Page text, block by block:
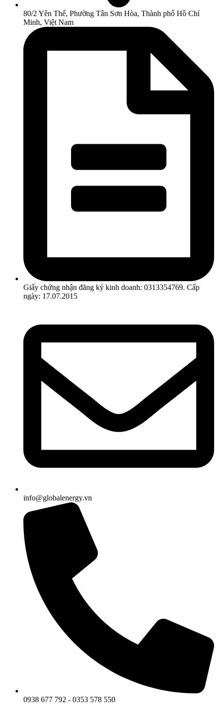
80/2 Yên Thế, Phường Tân Sơn Hòa, Thành phố Hồ Chí
Minh, Việt Nam
Giấy chứng nhận đăng ký kinh doanh: 0313354769. Cấp
ngày: 17.07.2015
info@globalenergy.vn
0938 677 792 - 0353 578 550